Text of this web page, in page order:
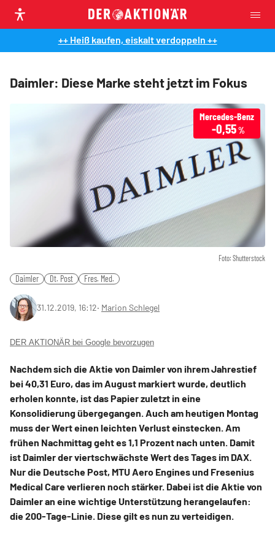
++ Heiß kaufen, eiskalt verdoppeln ++
Daimler: Diese Marke steht jetzt im Fokus
Foto: Shutterstock
Mercedes-Benz
-0,55 %
Daimler Dt. Post Fres. Med.
31.12.2019, 16:12‧ Marion Schlegel
DER AKTIONÄR bei Google bevorzugen
Nachdem sich die Aktie von Daimler von ihrem Jahrestief
bei 40,31 Euro, das im August markiert wurde, deutlich
erholen konnte, ist das Papier zuletzt in eine
Konsolidierung übergegangen. Auch am heutigen Montag
muss der Wert einen leichten Verlust einstecken. Am
frühen Nachmittag geht es 1,1 Prozent nach unten. Damit
ist Daimler der viertschwächste Wert des Tages im DAX.
Nur die Deutsche Post, MTU Aero Engines und Fresenius
Medical Care verlieren noch stärker. Dabei ist die Aktie von
Daimler an eine wichtige Unterstützung herangelaufen:
die 200-Tage-Linie. Diese gilt es nun zu verteidigen.